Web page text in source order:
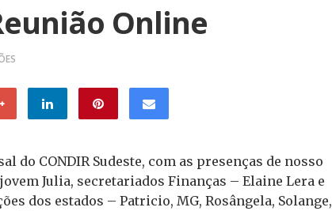
Online
do CONDIR Sudeste, com as presenças de nosso
Julia, secretariados Finanças – Elaine Lera e
dos estados – Patricio, MG, Rosângela, Solange,